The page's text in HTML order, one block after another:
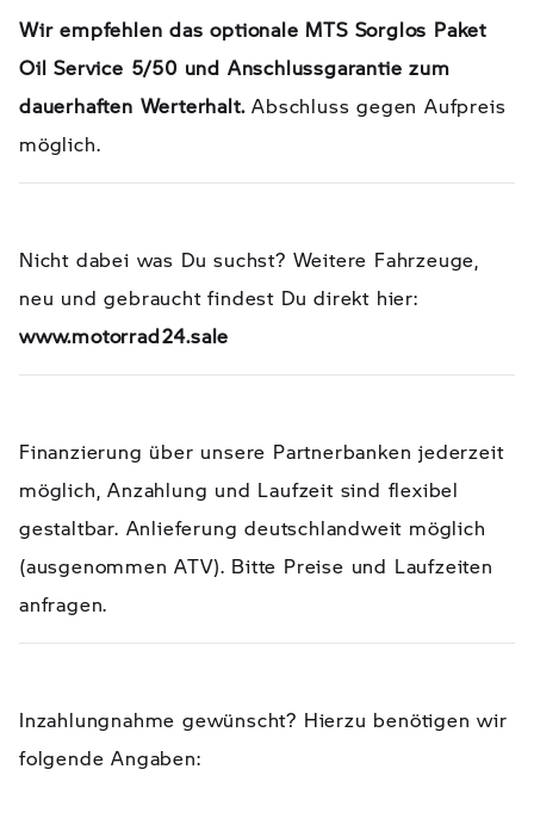
Wir empfehlen das optionale MTS Sorglos Paket
Oil Service 5/50 und Anschlussgarantie zum
dauerhaften Werterhalt.Abschluss gegen Aufpreis
möglich.
Nicht dabei was Du suchst? Weitere Fahrzeuge,
neu und gebraucht findest Du direkt hier:
www.motorrad24.sale
Finanzierung über unsere Partnerbanken jederzeit
möglich, Anzahlung und Laufzeit sind flexibel
gestaltbar. Anlieferung deutschlandweit möglich
(ausgenommen ATV). Bitte Preise und Laufzeiten
anfragen.
Inzahlungnahme gewünscht? Hierzu benötigen wir
folgende Angaben: